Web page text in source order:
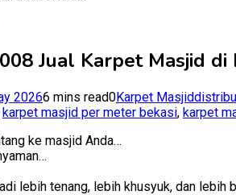
Jual Karpet Masjid di
20266 mins read0Karpet Masjid
karpet masjid per meter bekasi, karpet
ke masjid Anda…
lebih tenang, lebih khusyuk, dan lebih